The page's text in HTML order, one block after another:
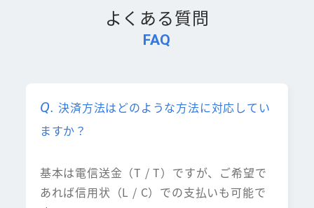
FAQ
よくある質問
決済方法はどのような方法に対応してい
ますか？
基本は電信送金（T / T）ですが、ご希望で
あれば信用状（L / C）での支払いも可能で